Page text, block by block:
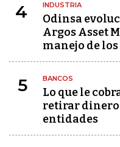
4 INDUSTRIA
Odinsa
Argos Asset
manejo de
5 BANCOS
Lo que le
retirar dinero
entidades